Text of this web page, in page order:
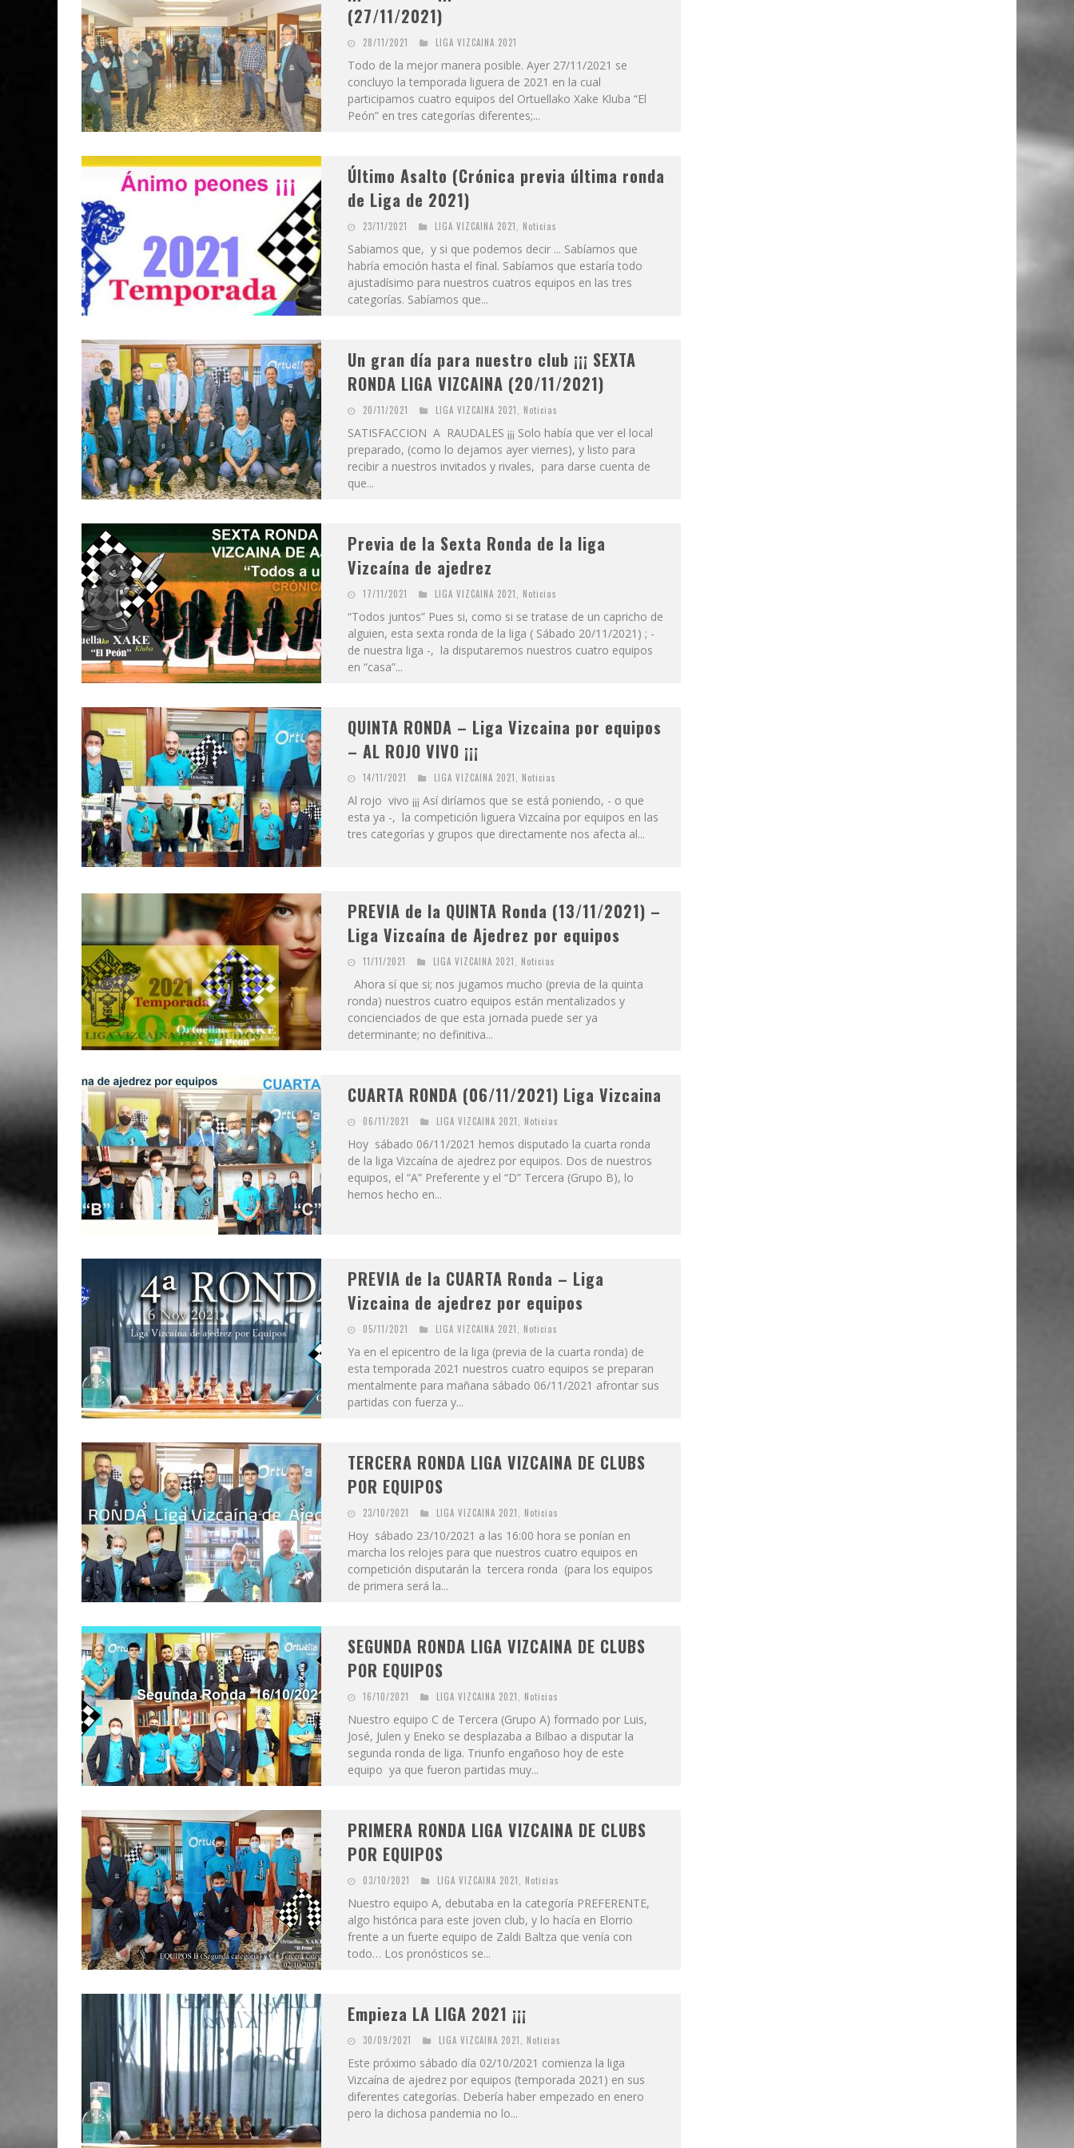
(27/11/2021)
28/11/2021 LIGA VIZCAINA 2021
Todo de la mejor manera posible. Ayer 27/11/2021 se
concluyo la temporada liguera de 2021 en la cual
participamos cuatro equipos del Ortuellako Xake Kluba “El
Peón” en tres categorías diferentes;...
Último Asalto (Crónica previa última ronda
de Liga de 2021)
23/11/2021 LIGA VIZCAINA 2021 Noticias
Sabiamos que, y si que podemos decir ... Sabíamos que
habría emoción hasta el final. Sabíamos que estaría todo
ajustadísimo para nuestros cuatros equipos en las tres
categorías. Sabíamos que...
Un gran día para nuestro club ¡¡¡ SEXTA
RONDA LIGA VIZCAINA (20/11/2021)
20/11/2021 LIGA VIZCAINA 2021 Noticias
SATISFACCION A RAUDALES ¡¡¡ Solo había que ver el local
preparado, (como lo dejamos ayer viernes), y listo para
recibir a nuestros invitados y rivales, para darse cuenta de
que...
Previa de la Sexta Ronda de la liga
Vizcaína de ajedrez
17/11/2021 LIGA VIZCAINA 2021 Noticias
“Todos juntos” Pues si, como si se tratase de un capricho de
alguien, esta sexta ronda de la liga ( Sábado 20/11/2021) ; -
de nuestra liga -, la disputaremos nuestros cuatro equipos
en “casa”...
QUINTA RONDA – Liga Vizcaina por equipos
– AL ROJO VIVO ¡¡¡
14/11/2021 LIGA VIZCAINA 2021 Noticias
Al rojo vivo ¡¡¡ Así diríamos que se está poniendo, - o que
esta ya -, la competición liguera Vizcaína por equipos en las
tres categorías y grupos que directamente nos afecta al...
PREVIA de la QUINTA Ronda (13/11/2021) –
Liga Vizcaína de Ajedrez por equipos
11/11/2021 LIGA VIZCAINA 2021 Noticias
Ahora sí que si; nos jugamos mucho (previa de la quinta
ronda) nuestros cuatro equipos están mentalizados y
concienciados de que esta jornada puede ser ya
determinante; no definitiva...
CUARTA RONDA (06/11/2021) Liga Vizcaina
06/11/2021 LIGA VIZCAINA 2021 Noticias
Hoy sábado 06/11/2021 hemos disputado la cuarta ronda
de la liga Vizcaína de ajedrez por equipos. Dos de nuestros
equipos, el “A” Preferente y el “D” Tercera (Grupo B), lo
hemos hecho en...
PREVIA de la CUARTA Ronda – Liga
Vizcaina de ajedrez por equipos
05/11/2021 LIGA VIZCAINA 2021 Noticias
Ya en el epicentro de la liga (previa de la cuarta ronda) de
esta temporada 2021 nuestros cuatro equipos se preparan
mentalmente para mañana sábado 06/11/2021 afrontar sus
partidas con fuerza y...
TERCERA RONDA LIGA VIZCAINA DE CLUBS
POR EQUIPOS
23/10/2021 LIGA VIZCAINA 2021 Noticias
Hoy sábado 23/10/2021 a las 16:00 hora se ponían en
marcha los relojes para que nuestros cuatro equipos en
competición disputarán la tercera ronda (para los equipos
de primera será la...
SEGUNDA RONDA LIGA VIZCAINA DE CLUBS
POR EQUIPOS
16/10/2021 LIGA VIZCAINA 2021 Noticias
Nuestro equipo C de Tercera (Grupo A) formado por Luis,
José, Julen y Eneko se desplazaba a Bilbao a disputar la
segunda ronda de liga. Triunfo engañoso hoy de este
equipo ya que fueron partidas muy...
PRIMERA RONDA LIGA VIZCAINA DE CLUBS
POR EQUIPOS
03/10/2021 LIGA VIZCAINA 2021 Noticias
Nuestro equipo A, debutaba en la categoría PREFERENTE,
algo histórica para este joven club, y lo hacía en Elorrio
frente a un fuerte equipo de Zaldi Baltza que venía con
todo… Los pronósticos se...
Empieza LA LIGA 2021 ¡¡¡
30/09/2021 LIGA VIZCAINA 2021 Noticias
Este próximo sábado día 02/10/2021 comienza la liga
Vizcaína de ajedrez por equipos (temporada 2021) en sus
diferentes categorías. Debería haber empezado en enero
pero la dichosa pandemia no lo...